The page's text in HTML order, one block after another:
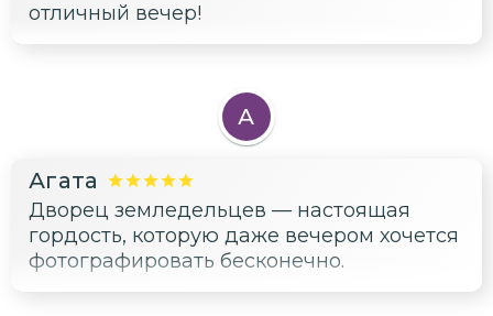
отличный вечер!
А
Агата
Дворец земледельцев — настоящая
гордость, которую даже вечером хочется
фотографировать бесконечно.